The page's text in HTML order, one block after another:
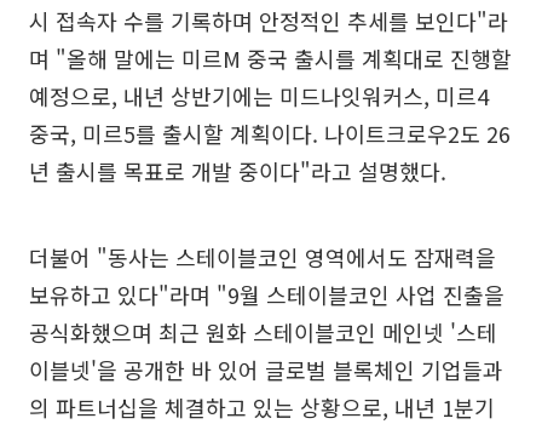
시 접속자 수를 기록하며 안정적인 추세를 보인다"라
며 "올해 말에는 미르M 중국 출시를 계획대로 진행할
예정으로, 내년 상반기에는 미드나잇워커스, 미르4
중국, 미르5를 출시할 계획이다. 나이트크로우2도 26
년 출시를 목표로 개발 중이다"라고 설명했다.
더불어 "동사는 스테이블코인 영역에서도 잠재력을
보유하고 있다"라며 "9월 스테이블코인 사업 진출을
공식화했으며 최근 원화 스테이블코인 메인넷 '스테
이블넷'을 공개한 바 있어 글로벌 블록체인 기업들과
의 파트너십을 체결하고 있는 상황으로, 내년 1분기